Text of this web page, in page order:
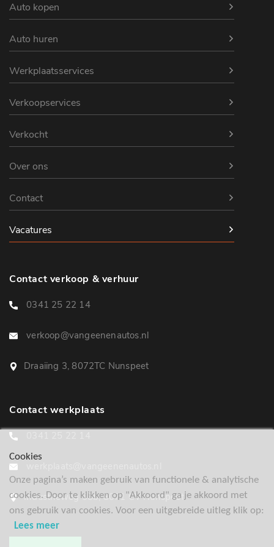
Auto kopen
Auto huren
Werkplaatsservices
Verkoopservices
Verkocht
Over ons
Contact
Vacatures
Contact verkoop & verhuur
0341 25 22 14
verkoop@vangeenenautos.nl
Draaiing 3, 8072TC Nunspeet
Contact werkplaats
Industrieweg 58b, 8071 CV Nunspeet
Cookies
Onze pagina’s maken gebruik van functionele & analytische
cookies. Door te klikken op "Akkoord" ga je akkoord met
ons gebruik van cookies. Voor een uitgebreide uitleg klik op:
Lees meer